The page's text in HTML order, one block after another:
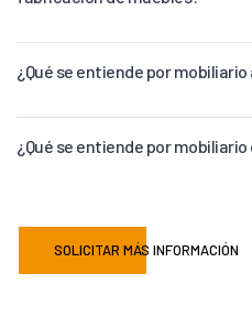
¿Qué se entiende por
¿Qué se entiende por
SOLICITAR MÁS INFORMACIÓN